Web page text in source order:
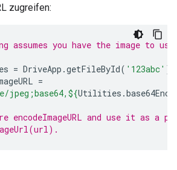
zugreifen:
assumes you have the image to
= DriveApp .getFileById( '123abc' ).
=
jpeg;base64, ${Utilities .
encodeImageURL and use it as a